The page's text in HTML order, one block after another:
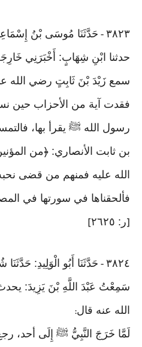
٣٨٢٣ - حَدَّثَنَا مُوسَى بْنُ
حدثنا ابْنِ شِهَابٍ: أَخْبَرَنِي
سمع زَيْدَ بْنَ ثَابِتٍ رضي الله
فقدت آية من الأحزاب حين
رسول الله ﷺ يقرأ بها،
بن ثابت الأنصاري: ﴿من
الله عليه فمنهم من قضى
فألحقناها في سورتها في
[ر: ٢٦٢٥ ]
٣٨٢٤ - حَدَّثَنَا أَبُو الْوَلِيدِ:
سَمِعْتُ عَبْدَ اللَّهِ بْنَ يَزِيدَ:
الله عنه قال:
لَمَّا خَرَجَ النَّبِيُّ ﷺ إِلَى أحد،